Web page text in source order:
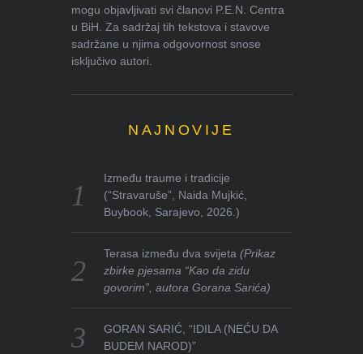
mogu objavljivati svi članovi P.E.N. Centra
u BiH. Za sadržaj tih tekstova i stavove
sadržane u njima odgovornost snose
isključivo autori.
NAJNOVIJE
Između traume i tradicije
(“Stravaruše”, Naida Mujkić,
Buybook, Sarajevo, 2026.)
Terasa između dva svijeta(Prikaz
zbirke pjesama “Kao da zidu
govorim”, autora Gorana Sarića)
GORAN SARIĆ, “IDILA (NEĆU DA
BUDEM NAROD)”